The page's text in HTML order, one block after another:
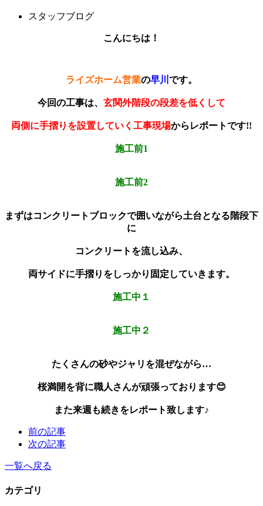
スタッフブログ
こんにちは！
ライズホーム営業の早川 です。
今回の工事は、 玄関外階段の段差を低くして
両側に手摺りを設置していく工事現場からレポートです!!
施工前1
施工前2
まずはコンクリートブロックで囲いながら土台となる階段下
に
コンクリートを流し込み、
両サイドに手摺りをしっかり固定していきます。
施工中１
施工中２
たくさんの砂やジャリを混ぜながら…
桜満開を背に職人さんが頑張っております😊
また来週も続きをレポート致します♪
前の記事
次の記事
一覧へ戻る
カテゴリ